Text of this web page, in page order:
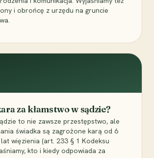
i obrońcę z urzędu na gruncie
za kłamstwo w sądzie?
to nie zawsze przestępstwo, ale
świadka są zagrożone karą od 6
więzienia (art. 233 § 1 Kodeksu
kto i kiedy odpowiada za